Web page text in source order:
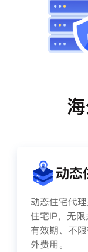
动态
动态住宅代
住宅IP，无
有效期、不
外费用。